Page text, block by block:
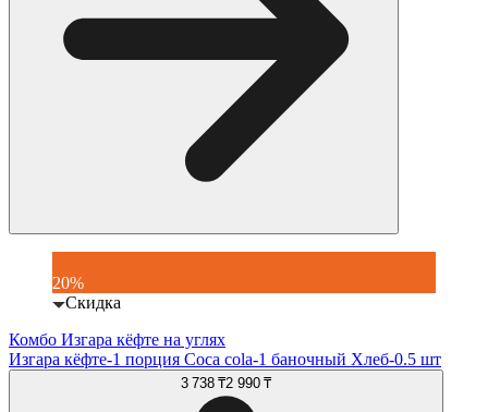
20%
Скидка
Комбо Изгара кёфте на углях
Изгара кёфте-1 порция Coca cola-1 баночный Хлеб-0.5 шт
3 738 ₸2 990 ₸